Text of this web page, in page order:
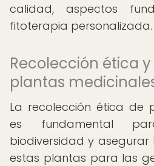
calidad, aspectos
fitoterapia personalizada.
Recolección ética
plantas
La recolección ética de
es fundamental
biodiversidad y
estas plantas para las